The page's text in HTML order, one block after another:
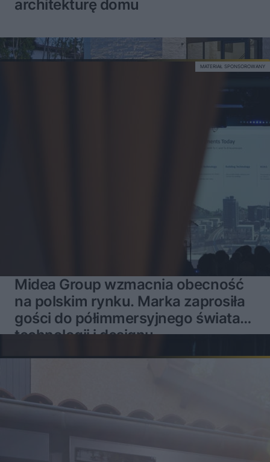
architekturę domu
Midea Group wzmacnia obecność
na polskim rynku. Marka zaprosiła
gości do półimmersyjnego świata
technologii i designu
MATERIAŁ SPONSOROWANY